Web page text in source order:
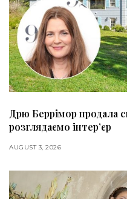
Дрю Беррімор продала
розглядаємо інтер’єр
AUGUST 3, 2026